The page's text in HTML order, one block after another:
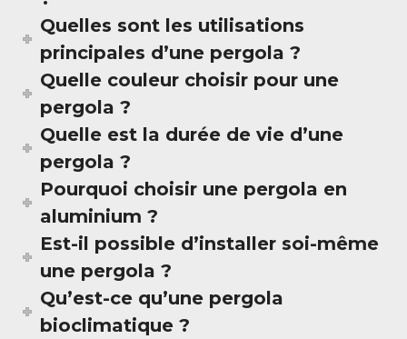
Quelles sont les utilisations
principales d’une pergola ?
Quelle couleur choisir pour une
pergola ?
Quelle est la durée de vie d’une
pergola ?
Pourquoi choisir une pergola en
aluminium ?
Est-il possible d’installer soi-même
une pergola ?
Qu’est-ce qu’une pergola
bioclimatique ?